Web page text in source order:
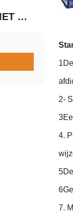
NEEM CONTACT MET ONS OP
2-
4.
7.